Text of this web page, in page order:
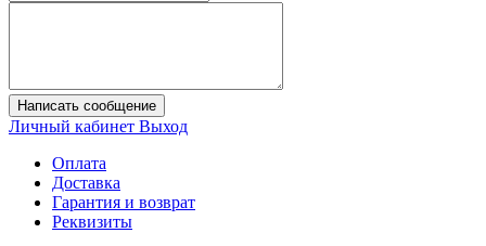
Написать сообщение
Личный кабинет Выход
Оплата
Доставка
Гарантия и возврат
Реквизиты